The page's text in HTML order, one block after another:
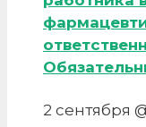
2 сентября